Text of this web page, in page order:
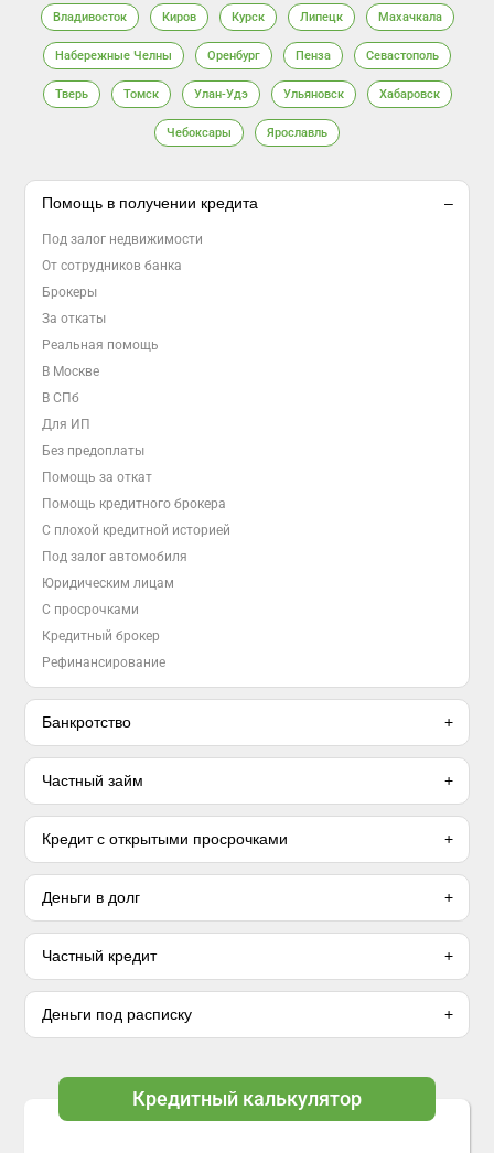
Владивосток Киров Курск Липецк Махачкала
Набережные Челны Оренбург Пенза Севастополь
Тверь Томск Улан-Удэ Ульяновск Хабаровск
Чебоксары Ярославль
Помощь в получении кредита
Под залог недвижимости
От сотрудников банка
Брокеры
За откаты
Реальная помощь
В Москве
В СПб
Для ИП
Без предоплаты
Помощь за откат
Помощь кредитного брокера
С плохой кредитной историей
Под залог автомобиля
Юридическим лицам
С просрочками
Кредитный брокер
Рефинансирование
Банкротство
Частный займ
Кредит с открытыми просрочками
Деньги в долг
Частный кредит
Деньги под расписку
Кредитный калькулятор